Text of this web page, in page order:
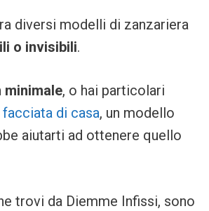
diversi modelli di zanzariera
o invisibili.
minimale, o hai particolari
facciata di casa, un modello
aiutarti ad ottenere quello
trovi da Diemme Infissi, sono